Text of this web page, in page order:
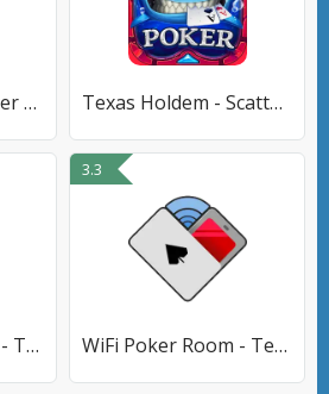
Texas Holdem Poker Online Texas Holdem - Scatter Poker
Holdem or Foldem - Texas Poker
3.3
WiFi Poker Room - Texas Holdem